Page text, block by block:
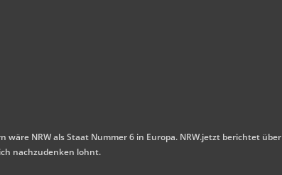
NRW als Staat Nummer 6 in Europa. NRW.jetzt berichtet über
nachzudenken lohnt.